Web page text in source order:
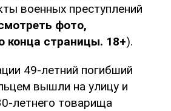
военных преступлений
фото,
конца страницы. 18+).
49-летний погибший
вышли на улицу и
летнего товарища